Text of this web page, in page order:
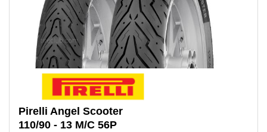
Pirelli Angel Scooter
110/90 - 13 M/C 56P